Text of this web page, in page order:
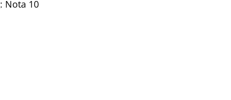
: Nota 10